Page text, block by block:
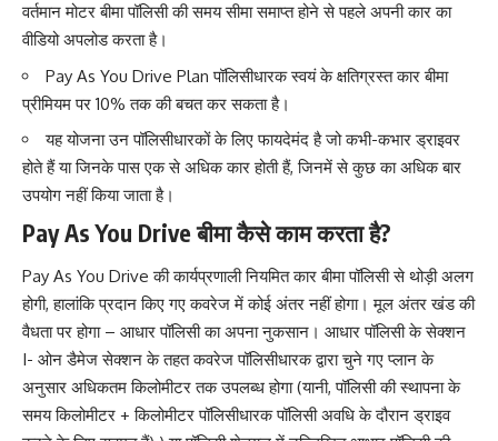
वर्तमान मोटर बीमा पॉलिसी की समय सीमा समाप्त होने से पहले अपनी कार का
वीडियो अपलोड करता है।
Pay As You Drive Plan पॉलिसीधारक स्वयं के क्षतिग्रस्त कार बीमा
प्रीमियम पर 10% तक की बचत कर सकता है।
यह योजना उन पॉलिसीधारकों के लिए फायदेमंद है जो कभी-कभार ड्राइवर
होते हैं या जिनके पास एक से अधिक कार होती हैं, जिनमें से कुछ का अधिक बार
उपयोग नहीं किया जाता है।
Pay As You Drive बीमा कैसे काम करता है?
Pay As You Drive की कार्यप्रणाली नियमित कार बीमा पॉलिसी से थोड़ी अलग
होगी, हालांकि प्रदान किए गए कवरेज में कोई अंतर नहीं होगा। मूल अंतर खंड की
वैधता पर होगा – आधार पॉलिसी का अपना नुकसान। आधार पॉलिसी के सेक्शन
I- ओन डैमेज सेक्शन के तहत कवरेज पॉलिसीधारक द्वारा चुने गए प्लान के
अनुसार अधिकतम किलोमीटर तक उपलब्ध होगा (यानी, पॉलिसी की स्थापना के
समय किलोमीटर + किलोमीटर पॉलिसीधारक पॉलिसी अवधि के दौरान ड्राइव